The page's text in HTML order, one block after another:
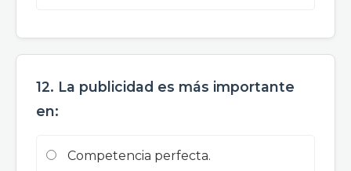
12. La publicidad es más importante
en:
Competencia perfecta.